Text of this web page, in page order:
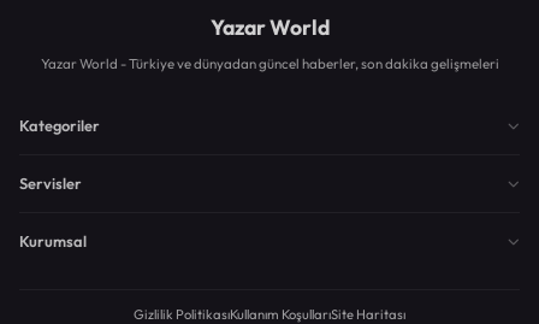
Yazar World
Yazar World - Türkiye ve dünyadan güncel haberler, son dakika gelişmeleri
Kategoriler
Servisler
Kurumsal
Gizlilik PolitikasıKullanım KoşullarıSite Haritası